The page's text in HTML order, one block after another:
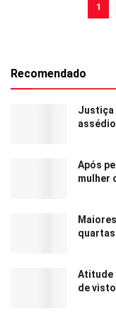
1
Recomendado
Justiça
Após
mulher
quartas
Atitude
de